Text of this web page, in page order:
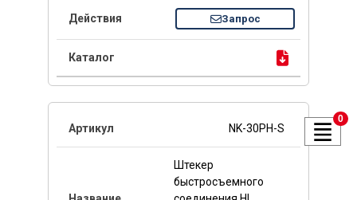
Запрос
NK-30PH-S
Штекер
быстросъемного
0